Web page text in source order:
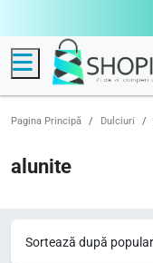
Menu
Pagina Principă Dulciuri
alunite